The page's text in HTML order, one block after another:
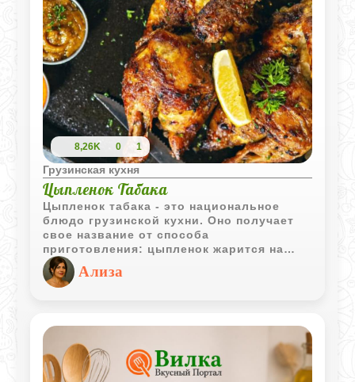
становится невероятно нежным.
8,26K 0 1
Грузинская кухня
Цыпленок Табака
Цыпленок табака - это национальное
блюдо грузинской кухни. Оно получает
свое название от способа
приготовления: цыпленок жарится на
сковороде под гнетом. Главная
особенность - это хрустящая корка,
которая образуется благодаря специям и
Ализа